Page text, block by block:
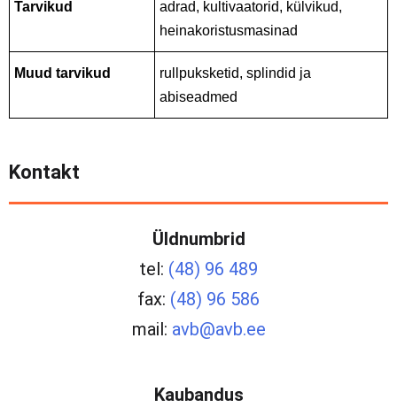
Tarvikud
adrad, kultivaatorid, külvikud,
heinakoristusmasinad
Muud tarvikud
rullpuksketid, splindid ja
abiseadmed
Kontakt
Üldnumbrid
tel: (48) 96 489
fax: (48) 96 586
mail: avb@avb.ee
Kaubandus